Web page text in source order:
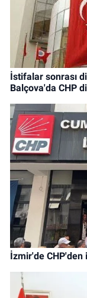
İstifalar sonrası
Balçova'da CHP
İzmir'de